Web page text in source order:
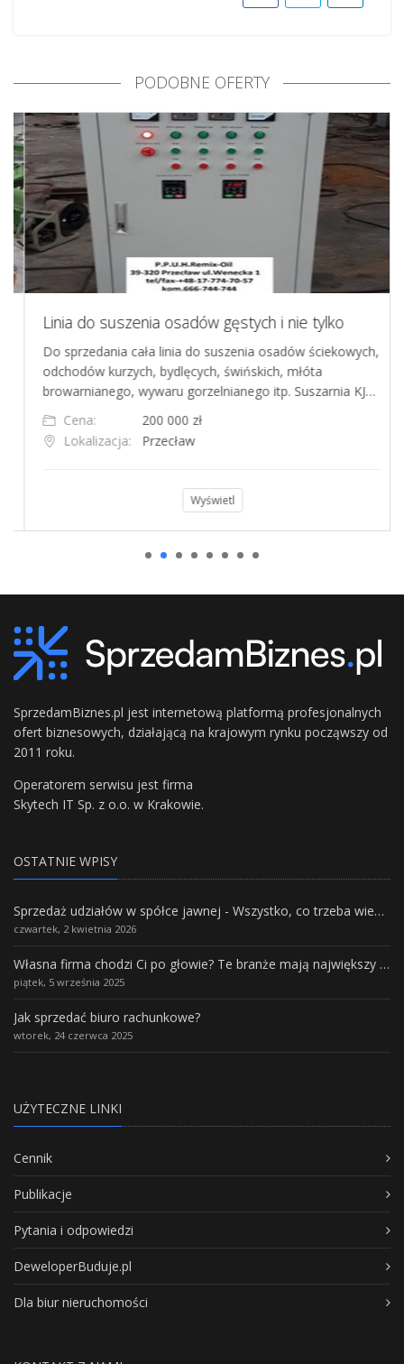
PODOBNE OFERTY
Linia do suszenia osadów gęstych i nie tylko
Do sprzedania cała linia do suszenia osadów ściekowych,
odchodów kurzych, bydlęcych, świńskich, młóta
browarnianego, wywaru gorzelnianego itp. Suszarnia KJ…
Cena:
200 000 zł
Lokalizacja:
Przecław
Wyświetl
SprzedamBiznes.pl jest internetową platformą profesjonalnych
ofert biznesowych, działającą na krajowym rynku począwszy od
2011 roku.
Operatorem serwisu jest firma
Skytech IT Sp. z o.o. w Krakowie.
OSTATNIE WPISY
Sprzedaż udziałów w spółce jawnej - Wszystko, co trzeba wiedzieć.
czwartek, 2 kwietnia 2026
Własna firma chodzi Ci po głowie? Te branże mają największy potencjał rozwoju
piątek, 5 września 2025
Jak sprzedać biuro rachunkowe?
wtorek, 24 czerwca 2025
UŻYTECZNE LINKI
Cennik
Publikacje
Pytania i odpowiedzi
DeweloperBuduje.pl
Dla biur nieruchomości